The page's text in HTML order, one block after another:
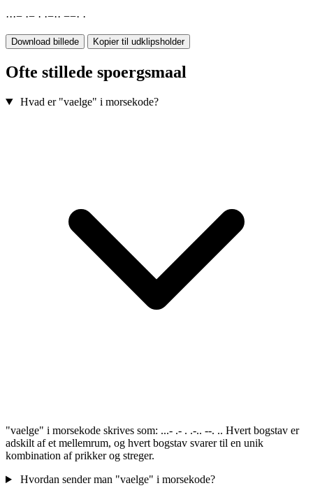
···− ·− · ·−·· −−· ·
Download billede Kopier til udklipsholder
Ofte stillede spoergsmaal
Hvad er "vaelge" i morsekode?
"vaelge" i morsekode skrives som: ...- .- . .-.. --. .. Hvert bogstav er
adskilt af et mellemrum, og hvert bogstav svarer til en unik
kombination af prikker og streger.
Hvordan sender man "vaelge" i morsekode?